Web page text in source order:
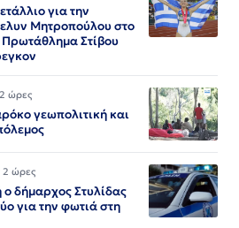
για την
Μητροπούλου στο
Στίβου
ώρες
γεωπολιτική και
2 ώρες
δήμαρχος Στυλίδας
για την φωτιά στη